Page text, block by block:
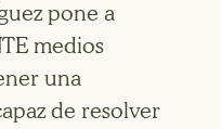
pone a
medios
una
de resolver